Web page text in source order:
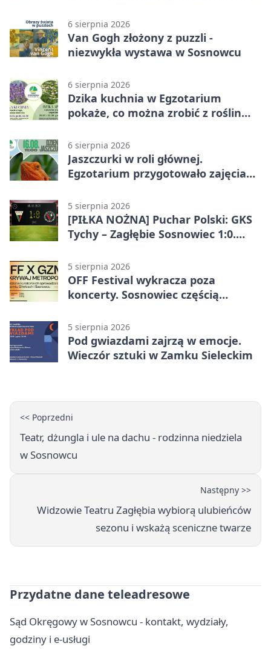
6 sierpnia 2026
Van Gogh złożony z puzzli -
niezwykła wystawa w Sosnowcu
6 sierpnia 2026
Dzika kuchnia w Egzotarium
pokaże, co można zrobić z roślin
6 sierpnia 2026
Jaszczurki w roli głównej.
Egzotarium przygotowało zajęcia
5 sierpnia 2026
[PIŁKA NOŻNA] Puchar Polski: GKS
Tychy – Zagłębie Sosnowiec 1:0.
przed przerwą
5 sierpnia 2026
OFF Festival wykracza poza
koncerty. Sosnowiec częścią
5 sierpnia 2026
Pod gwiazdami zajrzą w emocje.
Wieczór sztuki w Zamku Sieleckim
<< Poprzedni
Teatr, dżungla i ule na dachu - rodzinna niedziela
w Sosnowcu
Następny >>
Widzowie Teatru Zagłębia wybiorą ulubieńców
sezonu i wskażą sceniczne twarze
Przydatne dane teleadresowe
Sąd Okręgowy w Sosnowcu - kontakt, wydziały,
godziny i e-usługi